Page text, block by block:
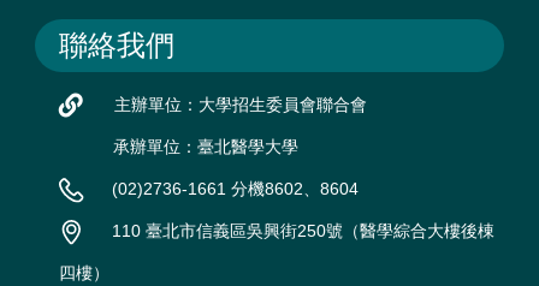
聯絡我們
主辦單位：大學招生委員會聯合會
承辦單位：臺北醫學大學
(02)2736-1661 分機8602、8604
110 臺北市信義區吳興街250號（醫學綜合大樓後棟
四樓）